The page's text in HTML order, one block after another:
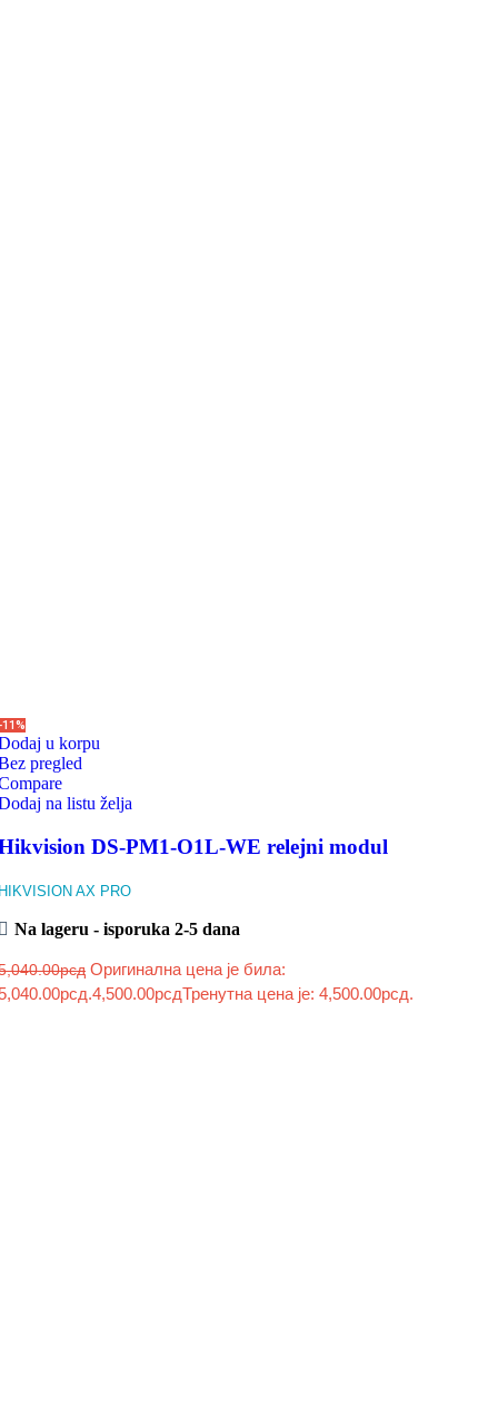
u korpu
pregled
na listu želja
DS-PM1-O1L-WE relejni modul
AX PRO
Na lageru - isporuka 2-5 dana
рсд Оригинална цена је била:
4,500.00рсдТренутна цена је: 4,500.00рсд.